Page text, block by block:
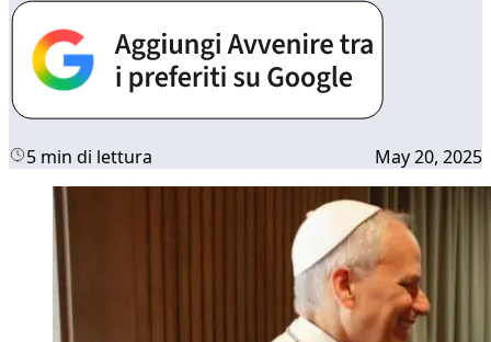
5 min di lettura May 20, 2025